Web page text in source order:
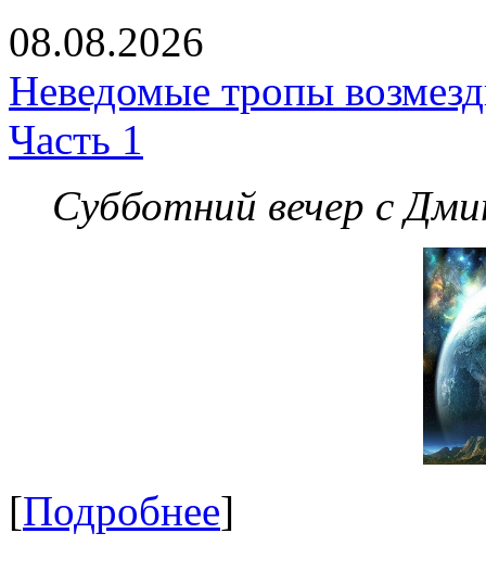
08.08.2026
Неведомые тропы
Часть 1
Субботний вечер с
[Подробнее]